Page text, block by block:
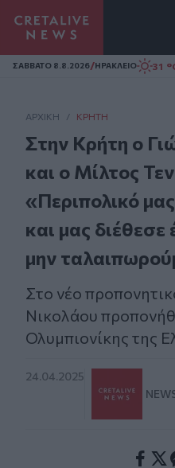
Homepage
ΣAΒΒΑΤΟ 8.8.2026/ΗΡΑΚΛΕΙΟ 31
ΑΡΧΙΚΗ / ΚΡΉΤΗ
Στην Κρήτη ο
και ο Μίλτος
«Περιπολικό
και μας
μην
Στο νέο
Νικολάου
Ολυμπιονίκης της
24.04.2025